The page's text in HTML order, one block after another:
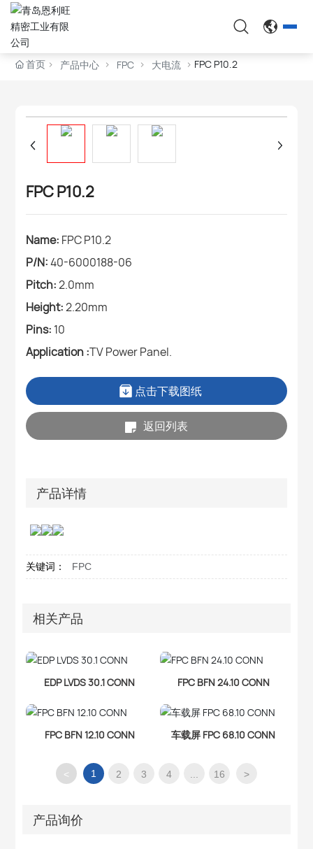
首页 产品中心 FPC 大电流 FPC P10.2
FPC P10.2
Name: FPC P10.2
P/N:40-6000188-06
Pitch:2.0mm
Height:2.20mm
Pins: 10
Application :TV Power Panel.
点击下载图纸
返回列表
产品详情
关键词： FPC
相关产品
EDP LVDS 30.1 CONN FPC BFN 24.10 CONN
FPC BFN 12.10 CONN 车载屏 FPC 68.10 CONN
< 1 2 3 4 ... 16 >
产品询价